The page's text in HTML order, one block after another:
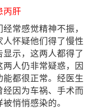
丙肝
常感觉精神不振，
怀疑他们得了慢性
示，这两人都得了
人仍非常疑惑，因
都很正常。经医生
因为车祸、手术而
悄悄感染的。